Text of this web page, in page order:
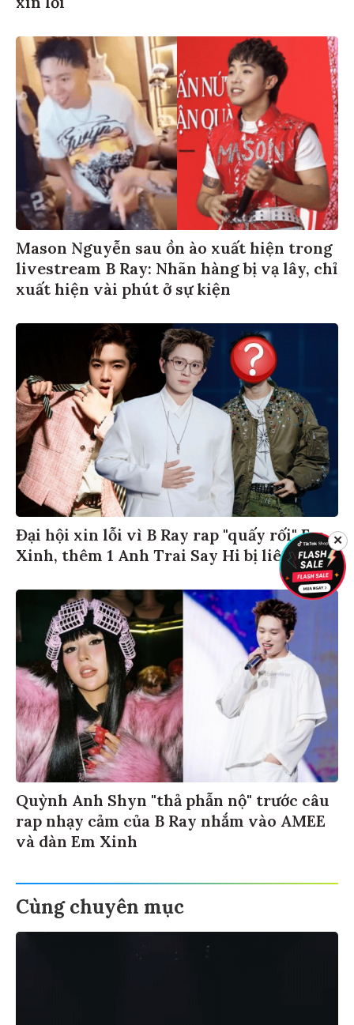
xin lỗi
Mason Nguyễn sau ồn ào xuất hiện trong
livestream B Ray: Nhãn hàng bị vạ lây, chỉ
xuất hiện vài phút ở sự kiện
Đại hội xin lỗi vì B Ray rap "quấy rối" Em
Xinh, thêm 1 Anh Trai Say Hi bị liên luỵ
Quỳnh Anh Shyn "thả phẫn nộ" trước câu
rap nhạy cảm của B Ray nhắm vào AMEE
và dàn Em Xinh
Cùng chuyên mục
✕